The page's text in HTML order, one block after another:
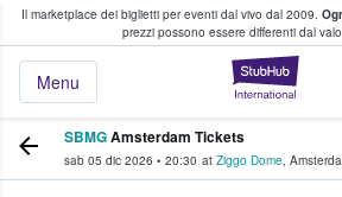
Il marketplace dei biglietti per eventi dal vivo dal 2009.
prezzi possono essere differenti dal
Menu
fan comprano e vendono
SBMGAmsterdam Tickets
sab 05 dic 2026 • 20:30 at Ziggo Dome,